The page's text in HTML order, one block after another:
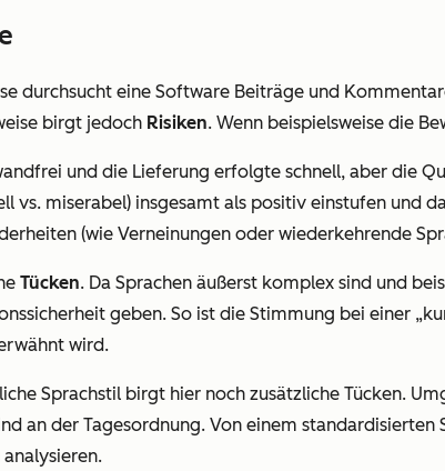
durchsucht eine Software Beiträge und
birgt jedoch Risiken. Wenn beispielsweise die
und die Lieferung erfolgte schnell, aber die
vs. miserabel) insgesamt als positiv einstufen und
(wie Verneinungen oder wiederkehrende
Tücken. Da Sprachen äußerst komplex sind und
geben. So ist die Stimmung bei einer „
wird.
Sprachstil birgt hier noch zusätzliche Tücken.
an der Tagesordnung. Von einem